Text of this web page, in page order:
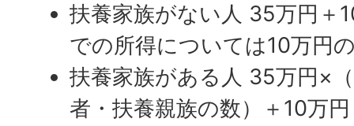
扶養家族がない人 35万円＋
での所得については10万円
扶養家族がある人 35万円×
者・扶養親族の数）＋10万